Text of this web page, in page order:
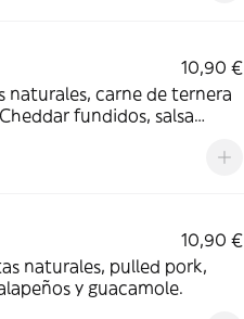
10,90 €
naturales, carne de ternera
fundidos, salsa
10,90 €
naturales, pulled pork,
y guacamole.